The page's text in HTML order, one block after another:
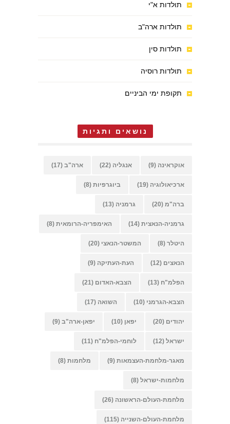
תולדות א"י
תולדות ארה"ב
תולדות סין
תולדות רוסיה
תקופת ימי הביניים
נושאים ותגיות
אוקראינה (9) אנגליה (22) ארה"ב (17)
ארכיאולוגיה (19) ביוגרפיות (8)
ברה"מ (20) גרמניה (13)
גרמניה-הנאצית (14) האימפריה-הרומאית (8)
היטלר (8) המשטר-הנאצי (20)
הנאצים (12) העת-העתיקה (9)
הפלמ"ח (13) הצבא-האדום (21)
הצבא-הגרמני (10) השואה (17)
יהודים (20) יפאן (10) יפאן-ארה"ב (9)
ישראל (12) לוחמי-הפלמ"ח (11)
מאגר-מלחמת-העצמאות (9) מלחמות (8)
מלחמות-ישראל (8)
מלחמת-העולם-הראשונה (26)
מלחמת-העולם-השנייה (115)